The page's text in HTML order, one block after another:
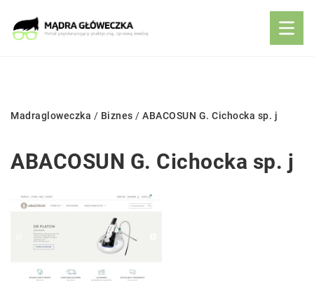
Madragloweczka / Biznes / ABACOSUN G. Cichocka sp. j
ABACOSUN G. Cichocka sp. j